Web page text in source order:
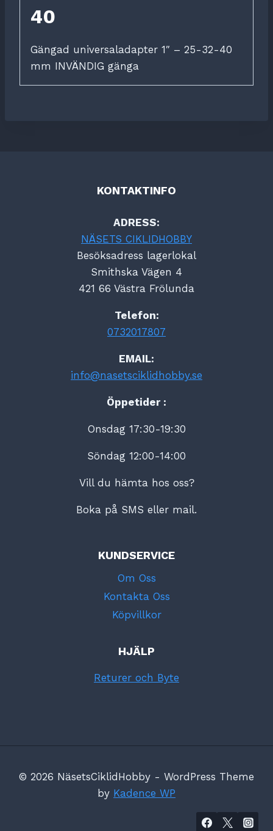
40
Gängad universaladapter 1″ – 25-32-40
mm INVÄNDIG gänga
KONTAKTINFO
ADRESS:
NÄSETS CIKLIDHOBBY
Besöksadress lagerlokal
Smithska Vägen 4
421 66 Västra Frölunda
Telefon:
0732017807
EMAIL:
info@nasetsciklidhobby.se
Öppetider :
Onsdag 17:30-19:30
Söndag 12:00-14:00
Vill du hämta hos oss?
Boka på SMS eller mail.
KUNDSERVICE
Om Oss
Kontakta Oss
Köpvillkor
HJÄLP
Returer och Byte
© 2026 NäsetsCiklidHobby - WordPress Theme
by Kadence WP